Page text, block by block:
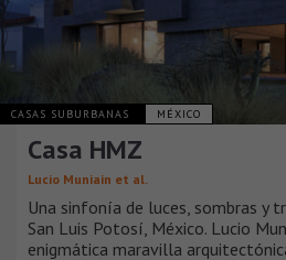
CASAS SUBURBANAS MÉXICO
Casa HMZ
Lucio Muniain et al.
Una sinfonía de luces, sombras y
San Luis Potosí, México. Lucio
enigmática maravilla